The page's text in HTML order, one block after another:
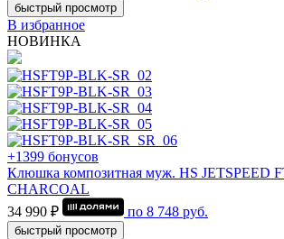
быстрый просмотр
В избранное
НОВИНКА
+1399 бонусов
Клюшка композитная муж. HS JETSPEED
CHARCOAL
34 990 ₽
по 8 748 руб.
быстрый просмотр